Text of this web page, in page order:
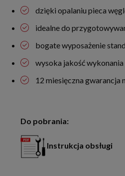
dzięki opalaniu pieca
idealne do
bogate wyposażenie
wysoka jakość wykonania
12 miesięczna gwarancja
Do pobrania:
Instrukcja obsługi